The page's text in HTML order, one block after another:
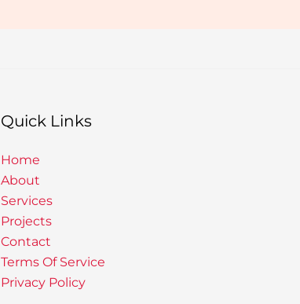
Quick Links
Home
About
Services
Projects
Contact
Terms Of Service
Privacy Policy